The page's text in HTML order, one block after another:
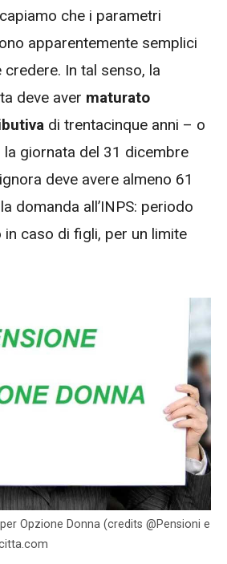
che i parametri
apparentemente semplici
In tal senso, la
deve aver maturato
di trentacinque anni – o
giornata del 31 dicembre
deve avere almeno 61
domanda all’INPS: periodo
caso di figli, per un limite
Opzione Donna (credits @Pensioni e